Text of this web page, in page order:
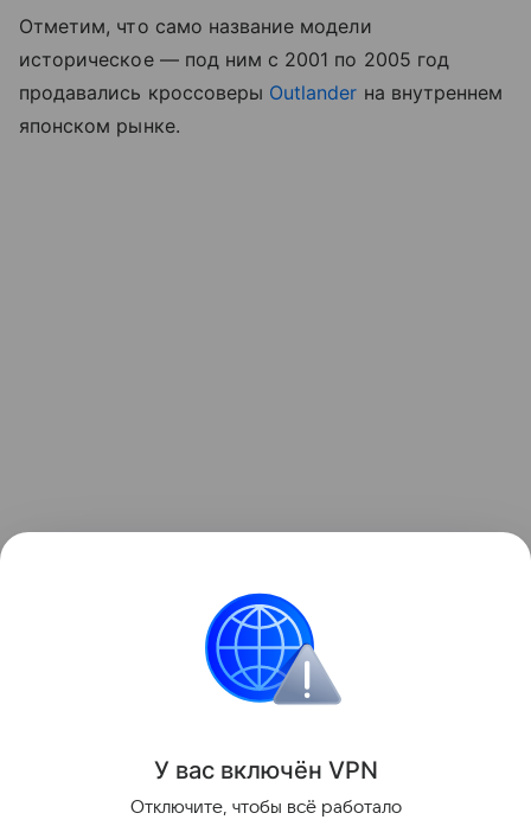
Отметим, что само название модели
историческое — под ним с 2001 по 2005 год
продавались кроссоверы Outlander на внутреннем
японском рынке.
Контент недоступен
Поделиться
У вас включён VPN
Отключите, чтобы всё работало